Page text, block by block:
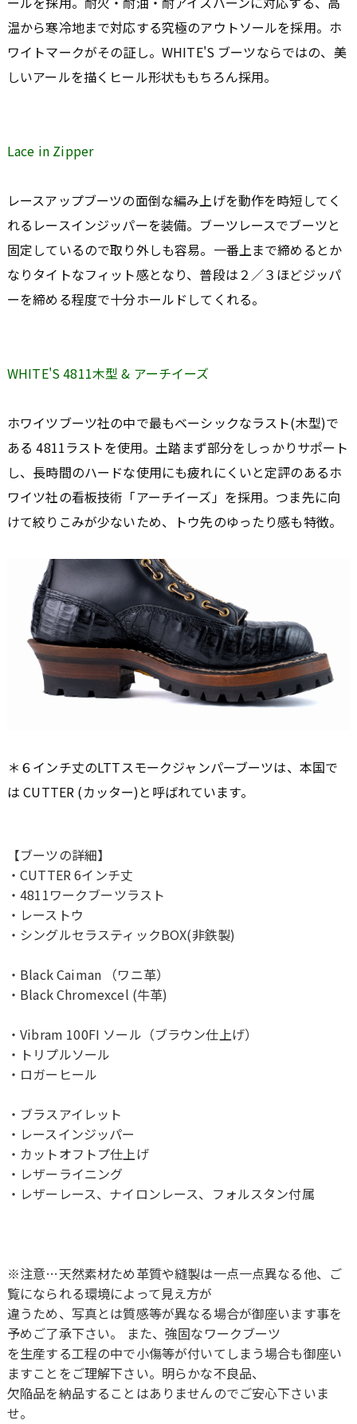
温から寒冷地まで対応する究極のアウトソールを採用。ホ
ワイトマークがその証し。WHITE'S ブーツならではの、美
しいアールを描くヒール形状ももちろん採用。
Lace in Zipper
レースアップブーツの面倒な編み上げを動作を時短してく
れるレースインジッパーを装備。ブーツレースでブーツと
固定しているので取り外しも容易。一番上まで締めるとか
なりタイトなフィット感となり、普段は２／３ほどジッパ
ーを締める程度で十分ホールドしてくれる。
WHITE'S 4811木型 & アーチイーズ
ホワイツブーツ社の中で最もベーシックなラスト(木型)で
ある 4811ラストを使用。土踏まず部分をしっかりサポート
し、長時間のハードな使用にも疲れにくいと定評のあるホ
ワイツ社の看板技術「アーチイーズ」を採用。つま先に向
けて絞りこみが少ないため、トウ先のゆったり感も特徴。
＊６インチ丈のLTTスモークジャンパーブーツは、本国で
は CUTTER (カッター)と呼ばれています。
【ブーツの詳細】
・CUTTER 6インチ丈
・4811ワークブーツラスト
・レーストウ
・シングルセラスティックBOX(非鉄製)
・Black Caiman （ワニ革）
・Black Chromexcel (牛革)
・Vibram 100FI ソール（ブラウン仕上げ）
・トリプルソール
・ロガーヒール
・ブラスアイレット
・レースインジッパー
・カットオフトプ仕上げ
・レザーライニング
・レザーレース、ナイロンレース、フォルスタン付属
※注意…天然素材ため革質や縫製は一点一点異なる他、ご
覧になられる環境によって見え方が
違うため、写真とは質感等が異なる場合が御座います事を
予めご了承下さい。 また、強固なワークブーツ
を生産する工程の中で小傷等が付いてしまう場合も御座い
ますことをご理解下さい。明らかな不良品、
欠陥品を納品することはありませんのでご安心下さいま
せ。